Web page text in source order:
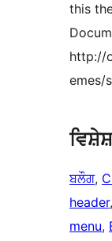
this
http://
emes/
ਬਲੌਗ,
header,
menu,